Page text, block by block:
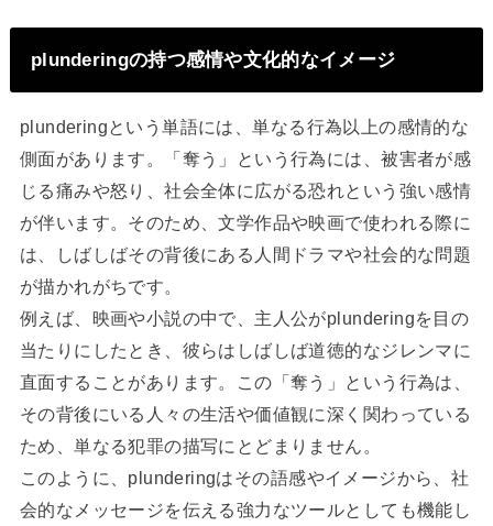
plunderingの持つ感情や文化的なイメージ
plunderingという単語には、単なる行為以上の感情的な
側面があります。「奪う」という行為には、被害者が感
じる痛みや怒り、社会全体に広がる恐れという強い感情
が伴います。そのため、文学作品や映画で使われる際に
は、しばしばその背後にある人間ドラマや社会的な問題
が描かれがちです。
例えば、映画や小説の中で、主人公がplunderingを目の
当たりにしたとき、彼らはしばしば道徳的なジレンマに
直面することがあります。この「奪う」という行為は、
その背後にいる人々の生活や価値観に深く関わっている
ため、単なる犯罪の描写にとどまりません。
このように、plunderingはその語感やイメージから、社
会的なメッセージを伝える強力なツールとしても機能し